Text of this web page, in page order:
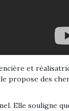
et
propose des
Elle souligne